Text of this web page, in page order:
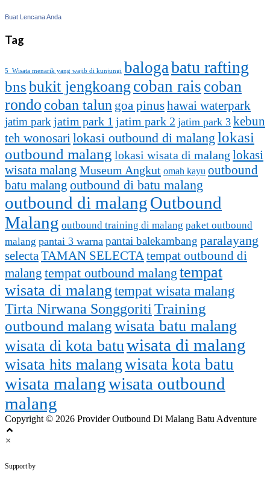
Buat Lencana Anda
Tag
5 Wisata menarik yang wajib di kunjungi baloga batu rafting
bnsbukit jengkoang coban rais coban
rondo coban talun goa pinushawai waterpark
jatim park jatim park 1 jatim park 2 jatim park 3 kebun
teh wonosari lokasi outbound di malang lokasi
outbound malang lokasi wisata di malang lokasi
wisata malang Museum Angkut omah kayu outbound
batu malang outbound di batu malang
outbound di malangOutbound
Malang outbound training di malang paket outbound
malang pantai 3 warna pantai balekambang paralayang
selecta TAMAN SELECTA tempat outbound di
malang tempat outbound malang tempat
wisata di malangtempat wisata malang
Tirta Nirwana Songgoriti Training
outbound malangwisata batu malang
wisata di kota batu wisata di malang
wisata hits malangwisata kota batu
wisata malangwisata outbound
malang
Copyright © 2026 Provider Outbound Di Malang Batu Adventure
×
Support by